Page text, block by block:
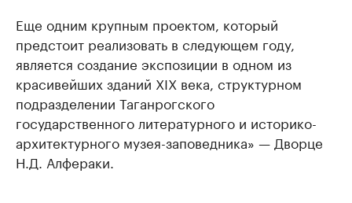
Еще одним крупным проектом, который
предстоит реализовать в следующем году,
является создание экспозиции в одном из
красивейших зданий XIX века, структурном
подразделении Таганрогского
государственного литературного и историко-
архитектурного музея-заповедника» — Дворце
Н.Д. Алфераки.